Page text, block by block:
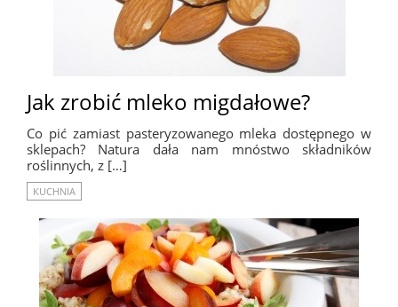
Jak zrobić mleko migdałowe?
Co pić zamiast pasteryzowanego mleka dostępnego w
sklepach? Natura dała nam mnóstwo składników
roślinnych, z […]
KUCHNIA